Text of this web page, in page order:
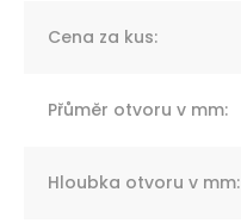
Cena za kus:
Přůměr otvoru v mm:
Hloubka otvoru v mm: